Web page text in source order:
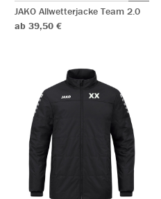
JAKO Allwetterjacke Team 2.0
ab 39,50 €